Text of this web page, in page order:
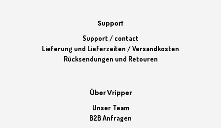
Support
Support / contact
Lieferung und Lieferzeiten / Versandkosten
Rücksendungen und Retouren
Über Vripper
Unser Team
B2B Anfragen